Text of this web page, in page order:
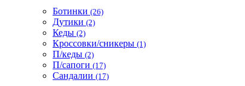
Ботинки (26)
Дутики (2)
Кеды (2)
Кроссовки/сникеры (1)
П/кеды (2)
П/сапоги (17)
Сандалии (17)